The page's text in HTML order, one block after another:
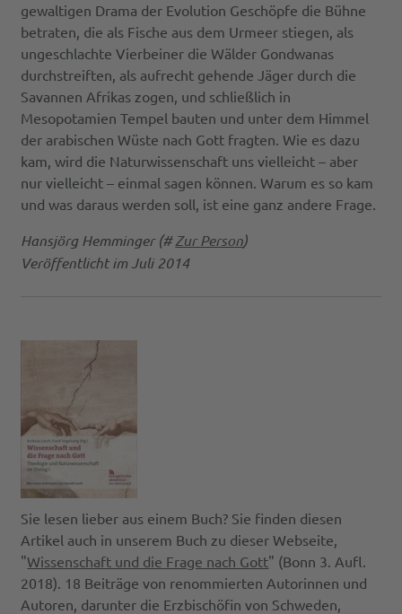
gewaltigen Drama der Evolution Geschöpfe die Bühne
betraten, die als Fische aus dem Urmeer stiegen, als
ungeschlachte Vierbeiner die Wälder Gondwanas
durchstreiften, als aufrecht gehende Jäger durch die
Savannen Afrikas zogen, und schließlich in
Mesopotamien Tempel bauten und unter dem Himmel
der arabischen Wüste nach Gott fragten. Wie es dazu
kam, wird die Naturwissenschaft uns vielleicht – aber
nur vielleicht – einmal sagen können. Warum es so kam
und was daraus werden soll, ist eine ganz andere Frage.
Hansjörg Hemminger (#Zur Person)
Veröffentlicht im Juli 2014
Sie lesen lieber aus einem Buch? Sie finden diesen
Artikel auch in unserem Buch zu dieser Webseite,
"Wissenschaft und die Frage nach Gott" (Bonn 3. Aufl.
2018). 18 Beiträge von renommierten Autorinnen und
Autoren, darunter die Erzbischöfin von Schweden,